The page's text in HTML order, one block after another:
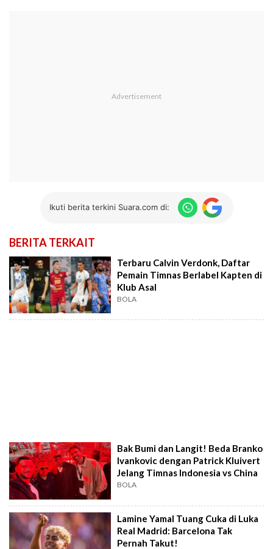
Ikuti berita terkini Suara.com di:
BERITA TERKAIT
Terbaru Calvin Verdonk, Daftar
Pemain Timnas Berlabel Kapten di
Klub Asal
BOLA
Bak Bumi dan Langit! Beda Branko
Ivankovic dengan Patrick Kluivert
Jelang Timnas Indonesia vs China
BOLA
Lamine Yamal Tuang Cuka di Luka
Real Madrid: Barcelona Tak
Pernah Takut!